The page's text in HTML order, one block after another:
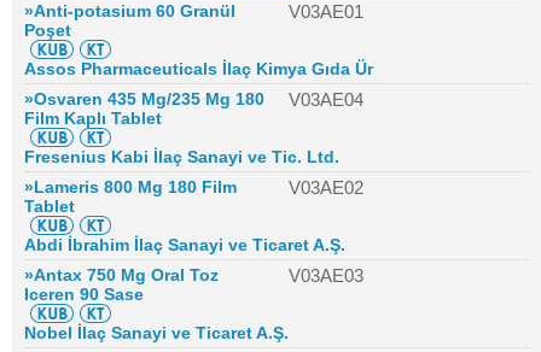
»Anti-potasium 60 Granül
Poşet
V03AE01
Assos Pharmaceuticals İlaç Kimya Gıda Ür
»Osvaren 435 Mg/235 Mg 180
Film Kaplı Tablet
V03AE04
Fresenius Kabi İlaç Sanayi ve Tic. Ltd.
»Lameris 800 Mg 180 Film
Tablet
V03AE02
Abdi İbrahim İlaç Sanayi ve Ticaret A.Ş.
»Antax 750 Mg Oral Toz
Iceren 90 Sase
V03AE03
Nobel İlaç Sanayi ve Ticaret A.Ş.